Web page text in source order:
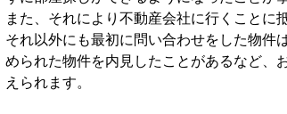
また、それにより不動産会社に行くことに
それ以外にも最初に問い合わせをした物件
められた物件を内見したことがあるなど、
えられます。